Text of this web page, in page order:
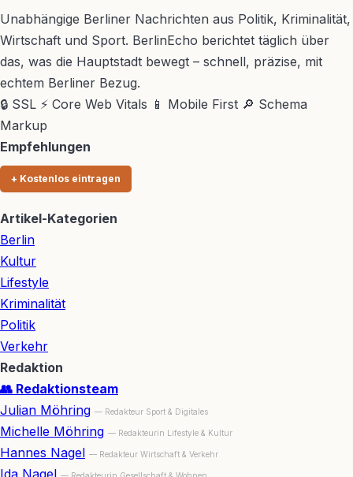
Unabhängige Berliner Nachrichten aus Politik, Kriminalität,
Wirtschaft und Sport. BerlinEcho berichtet täglich über
das, was die Hauptstadt bewegt – schnell, präzise, mit
echtem Berliner Bezug.
🔒 SSL ⚡ Core Web Vitals 📱 Mobile First 🔎 Schema
Markup
Empfehlungen
+ Kostenlos eintragen
Artikel-Kategorien
Berlin
Kultur
Lifestyle
Kriminalität
Politik
Verkehr
Redaktion
👥 Redaktionsteam
Julian Möhring — Redakteur Sport & Digitales
Michelle Möhring — Redakteurin Lifestyle & Kultur
Hannes Nagel — Redakteur Wirtschaft & Verkehr
Ida Nagel